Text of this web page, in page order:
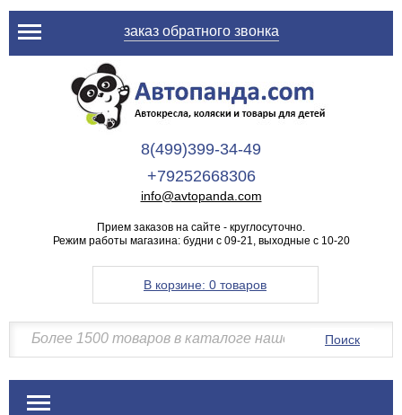
заказ обратного звонка
8(499)399-34-49
+79252668306
info@avtopanda.com
Прием заказов на сайте - круглосуточно.
Режим работы магазина: будни с 09-21, выходные с 10-20
В корзине: 0 товаров
Поиск